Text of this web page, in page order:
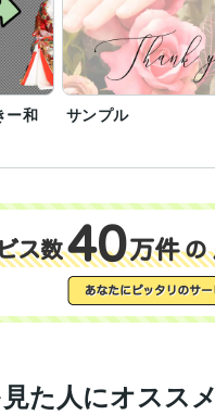
ー和
サンプル
た人にオススメ